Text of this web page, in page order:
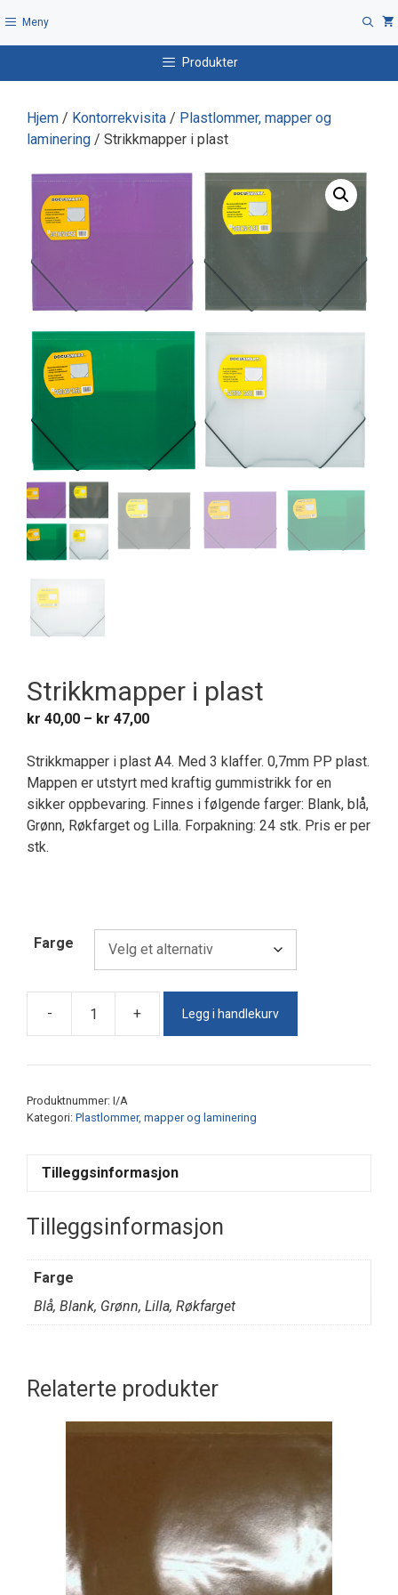
til
Meny
Produkter
Hjem / Kontorrekvisita / Plastlommer, mapper og
laminering / Strikkmapper i plast
Strikkmapper i plast
kr 40,00 – kr 47,00Prisområde:
til
kr 47,00
Strikkmapper i plast A4. Med 3 klaffer. 0,7mm PP plast.
Mappen er utstyrt med kraftig gummistrikk for en
sikker oppbevaring. Finnes i følgende farger: Blank, blå,
Grønn, Røkfarget og Lilla. Forpakning: 24 stk. Pris er per
stk.
Farge
-
Strikkmapper
plast
+ Legg i handlekurv
Produktnummer: I/A
Kategori: Plastlommer, mapper og laminering
Tilleggsinformasjon
Tilleggsinformasjon
Farge
Blå, Blank, Grønn, Lilla, Røkfarget
Relaterte produkter